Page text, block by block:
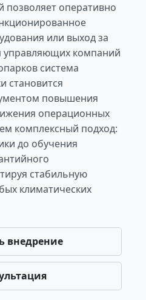
позволяет оперативно
или выход за
управляющих компаний
система
становится
повышения
операционных
комплексный подход:
до обучения
стабильную
климатических
внедрение